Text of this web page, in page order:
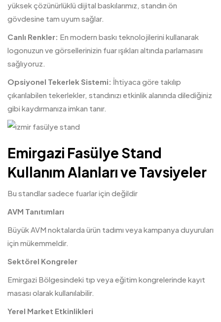
yüksek çözünürlüklü dijital baskılarımız, standın ön
gövdesine tam uyum sağlar.
Canlı Renkler: En modern baskı teknolojilerini kullanarak
logonuzun ve görsellerinizin fuar ışıkları altında parlamasını
sağlıyoruz.
Opsiyonel Tekerlek Sistemi: İhtiyaca göre takılıp
çıkarılabilen tekerlekler, standınızı etkinlik alanında dilediğiniz
gibi kaydırmanıza imkan tanır.
Emirgazi Fasülye Stand
Kullanım Alanları ve Tavsiyeler
Bu standlar sadece fuarlar için değildir
AVM Tanıtımları
Büyük AVM noktalarda ürün tadımı veya kampanya duyuruları
için mükemmeldir.
Sektörel Kongreler
Emirgazi Bölgesindeki tıp veya eğitim kongrelerinde kayıt
masası olarak kullanılabilir.
Yerel Market Etkinlikleri